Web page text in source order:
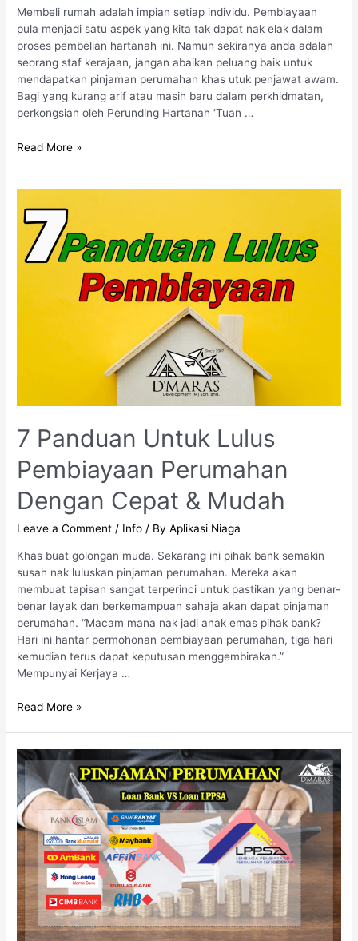
Membeli rumah adalah impian setiap individu. Pembiayaan
pula menjadi satu aspek yang kita tak dapat nak elak dalam
proses pembelian hartanah ini. Namun sekiranya anda adalah
seorang staf kerajaan, jangan abaikan peluang baik untuk
mendapatkan pinjaman perumahan khas utuk penjawat awam.
Bagi yang kurang arif atau masih baru dalam perkhidmatan,
perkongsian oleh Perunding Hartanah ‘Tuan …
Read More »
7 Panduan Untuk Lulus
Pembiayaan Perumahan
Dengan Cepat & Mudah
Leave a Comment / Info / ByAplikasi Niaga
Khas buat golongan muda. Sekarang ini pihak bank semakin
susah nak luluskan pinjaman perumahan. Mereka akan
membuat tapisan sangat terperinci untuk pastikan yang benar-
benar layak dan berkemampuan sahaja akan dapat pinjaman
perumahan. “Macam mana nak jadi anak emas pihak bank?
Hari ini hantar permohonan pembiayaan perumahan, tiga hari
kemudian terus dapat keputusan menggembirakan.”
Mempunyai Kerjaya …
Read More »